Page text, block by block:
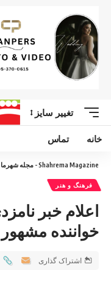
تغییر سایز
خانه تماس
Shahrema Magazine - مجله شهرما
فرهنگ و هنر
اعلام خبر
خواننده مشهور
اشتراک گذاری